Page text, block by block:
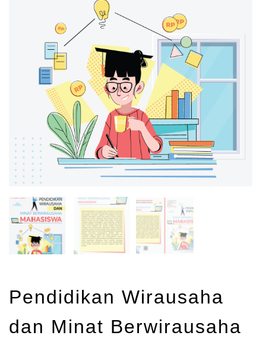
Pendidikan Wirausaha
dan Minat Berwirausaha